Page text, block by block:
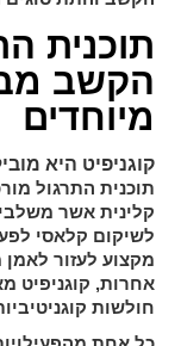
תוכנית
הקשב
מיוחדים
קוגניפיט היא
תוכנית התרגול
קלינית אשר
לשיקום קלאסי
מקצוע לעזור לאמן
אחרות, קוגניפיט
חולשות